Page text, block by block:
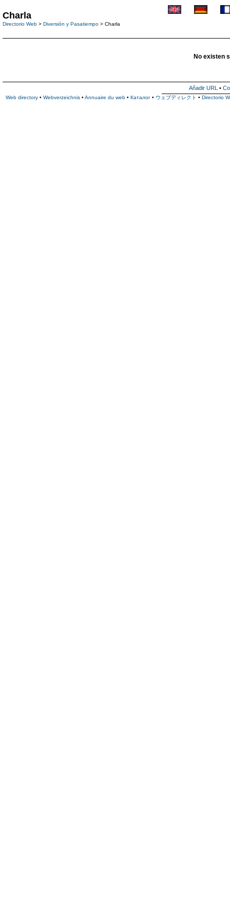
Charla
Directorio Web > Diversión y Pasatiempo > Charla
No existen
Añadir URL •
Web directory • Webverzeichnis • Annuaire du web • Каталог • ウェブディレクト • Directorio